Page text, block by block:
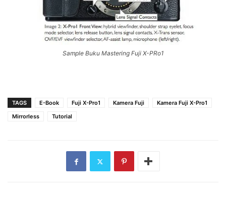
Sample Buku Mastering Fuji X-PRo1
TAGS E-Book Fuji X-Pro1 Kamera Fuji
Kamera Fuji X-Pro1
Mirrorless
Tutorial